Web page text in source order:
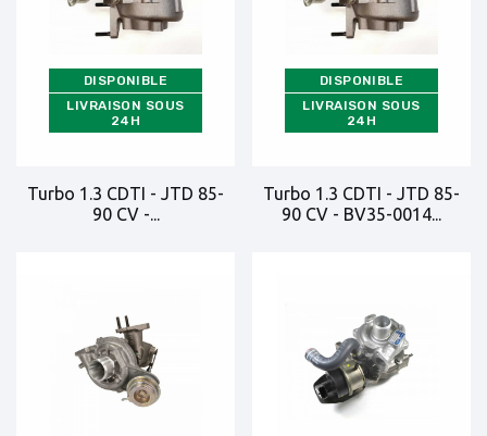
DISPONIBLE
LIVRAISON SOUS
24H
Turbo 1.3 CDTI - JTD 85-
90 CV -...
DISPONIBLE
LIVRAISON SOUS
24H
Turbo 1.3 CDTI - JTD 85-
90 CV - BV35-0014...